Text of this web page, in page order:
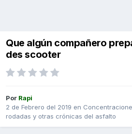
Que algún compañero
des scooter
Por Rapi
2 de Febrero del 2019 en
rodadas y otras crónicas del asfalto